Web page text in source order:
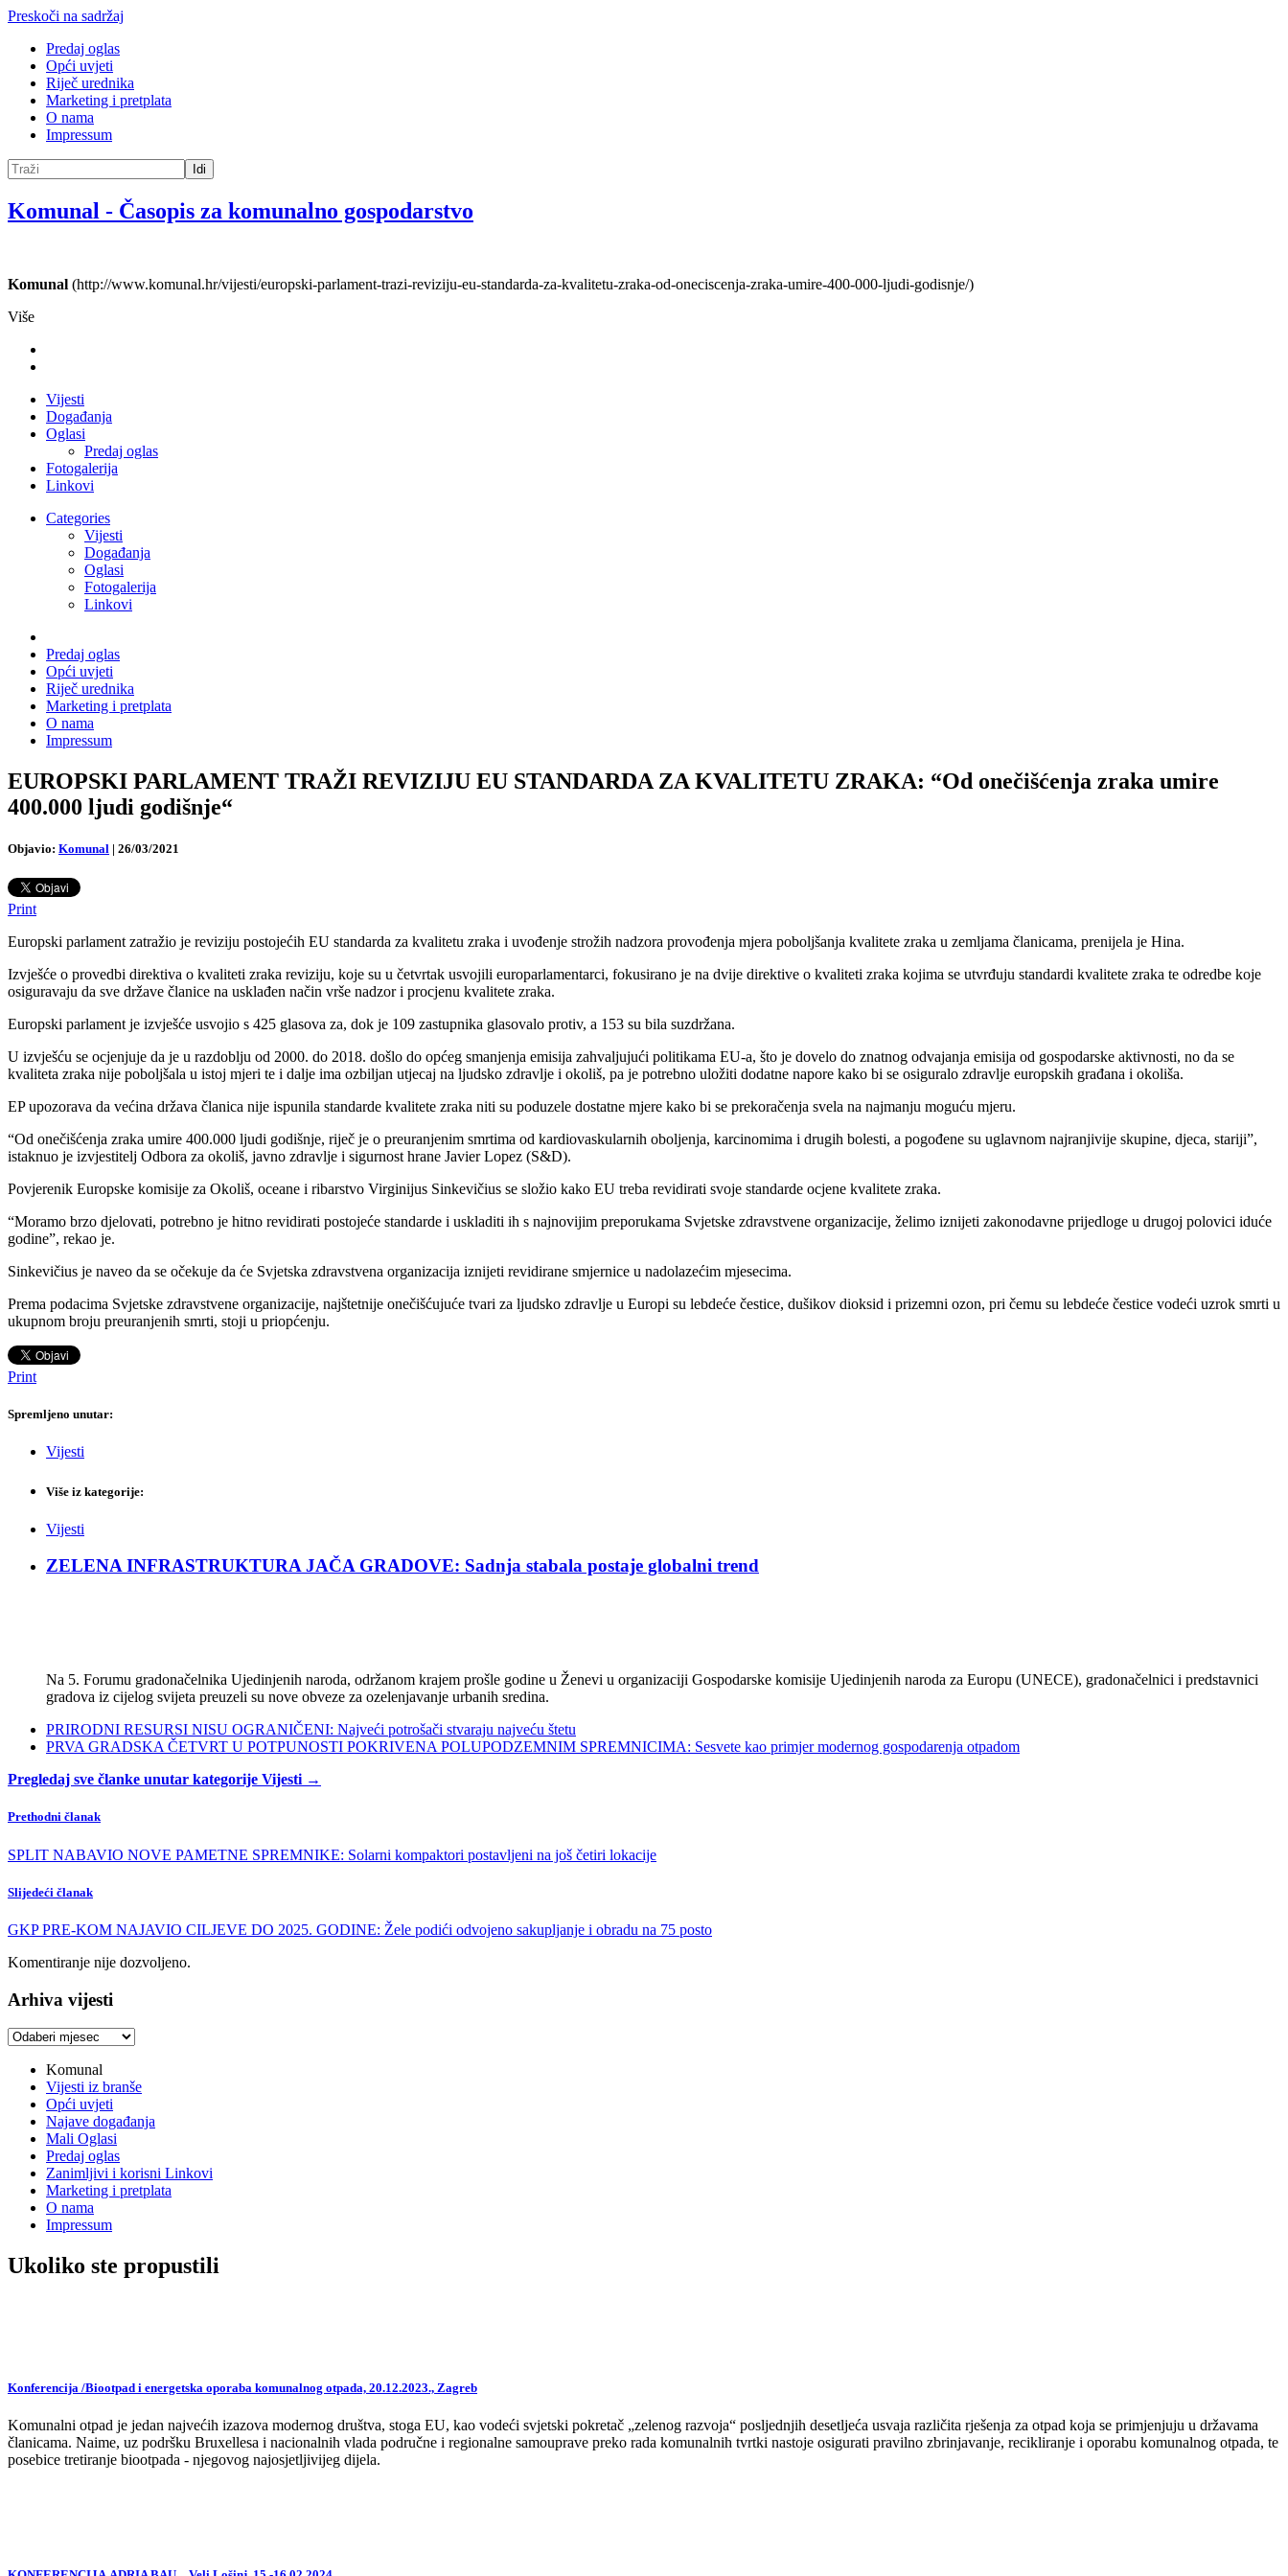
Preskoči na sadržaj
Predaj oglas
Opći uvjeti
Riječ urednika
Marketing i pretplata
O nama
Impressum
Idi
Komunal - Časopis za komunalno gospodarstvo
Komunal (http://www.komunal.hr/vijesti/europski-parlament-trazi-reviziju-eu-standarda-za-kvalitetu-zraka-od-oneciscenja-zraka-umire-400-000-ljudi-godisnje/)
Više
Vijesti
Događanja
Oglasi
Predaj oglas
Fotogalerija
Linkovi
Categories
Vijesti
Događanja
Oglasi
Fotogalerija
Linkovi
Predaj oglas
Opći uvjeti
Riječ urednika
Marketing i pretplata
O nama
Impressum
EUROPSKI PARLAMENT TRAŽI REVIZIJU EU STANDARDA ZA KVALITETU ZRAKA: “Od onečišćenja zraka umire
400.000 ljudi godišnje“
Objavio: Komunal | 26/03/2021
Print
Europski parlament zatražio je reviziju postojećih EU standarda za kvalitetu zraka i uvođenje strožih nadzora provođenja mjera poboljšanja kvalitete zraka u zemljama članicama, prenijela je Hina.
Izvješće o provedbi direktiva o kvaliteti zraka reviziju, koje su u četvrtak usvojili europarlamentarci, fokusirano je na dvije direktive o kvaliteti zraka kojima se utvrđuju standardi kvalitete zraka te odredbe koje
osiguravaju da sve države članice na usklađen način vrše nadzor i procjenu kvalitete zraka.
Europski parlament je izvješće usvojio s 425 glasova za, dok je 109 zastupnika glasovalo protiv, a 153 su bila suzdržana.
U izvješću se ocjenjuje da je u razdoblju od 2000. do 2018. došlo do općeg smanjenja emisija zahvaljujući politikama EU-a, što je dovelo do znatnog odvajanja emisija od gospodarske aktivnosti, no da se
kvaliteta zraka nije poboljšala u istoj mjeri te i dalje ima ozbiljan utjecaj na ljudsko zdravlje i okoliš, pa je potrebno uložiti dodatne napore kako bi se osiguralo zdravlje europskih građana i okoliša.
EP upozorava da većina država članica nije ispunila standarde kvalitete zraka niti su poduzele dostatne mjere kako bi se prekoračenja svela na najmanju moguću mjeru.
“Od onečišćenja zraka umire 400.000 ljudi godišnje, riječ je o preuranjenim smrtima od kardiovaskularnih oboljenja, karcinomima i drugih bolesti, a pogođene su uglavnom najranjivije skupine, djeca, stariji”,
istaknuo je izvjestitelj Odbora za okoliš, javno zdravlje i sigurnost hrane Javier Lopez (S&D).
Povjerenik Europske komisije za Okoliš, oceane i ribarstvo Virginijus Sinkevičius se složio kako EU treba revidirati svoje standarde ocjene kvalitete zraka.
“Moramo brzo djelovati, potrebno je hitno revidirati postojeće standarde i uskladiti ih s najnovijim preporukama Svjetske zdravstvene organizacije, želimo iznijeti zakonodavne prijedloge u drugoj polovici iduće
godine”, rekao je.
Sinkevičius je naveo da se očekuje da će Svjetska zdravstvena organizacija iznijeti revidirane smjernice u nadolazećim mjesecima.
Prema podacima Svjetske zdravstvene organizacije, najštetnije onečišćujuće tvari za ljudsko zdravlje u Europi su lebdeće čestice, dušikov dioksid i prizemni ozon, pri čemu su lebdeće čestice vodeći uzrok smrti u
ukupnom broju preuranjenih smrti, stoji u priopćenju.
Print
Spremljeno unutar:
Vijesti
Više iz kategorije:
Vijesti
ZELENA INFRASTRUKTURA JAČA GRADOVE: Sadnja stabala postaje globalni trend
Na 5. Forumu gradonačelnika Ujedinjenih naroda, održanom krajem prošle godine u Ženevi u organizaciji Gospodarske komisije Ujedinjenih naroda za Europu (UNECE), gradonačelnici i predstavnici
gradova iz cijelog svijeta preuzeli su nove obveze za ozelenjavanje urbanih sredina.
PRIRODNI RESURSI NISU OGRANIČENI: Najveći potrošači stvaraju najveću štetu
PRVA GRADSKA ČETVRT U POTPUNOSTI POKRIVENA POLUPODZEMNIM SPREMNICIMA: Sesvete kao primjer modernog gospodarenja otpadom
Pregledaj sve članke unutar kategorije Vijesti →
Prethodni članak
SPLIT NABAVIO NOVE PAMETNE SPREMNIKE: Solarni kompaktori postavljeni na još četiri lokacije
Slijedeći članak
GKP PRE-KOM NAJAVIO CILJEVE DO 2025. GODINE: Žele podići odvojeno sakupljanje i obradu na 75 posto
Komentiranje nije dozvoljeno.
Arhiva vijesti
Arhiva
Komunal
Vijesti iz branše
Opći uvjeti
Najave događanja
Mali Oglasi
Predaj oglas
Zanimljivi i korisni Linkovi
Marketing i pretplata
O nama
Impressum
Ukoliko ste propustili
Konferencija /Biootpad i energetska oporaba komunalnog otpada, 20.12.2023., Zagreb
Komunalni otpad je jedan najvećih izazova modernog društva, stoga EU, kao vodeći svjetski pokretač „zelenog razvoja“ posljednjih desetljeća usvaja različita rješenja za otpad koja se primjenjuju u državama
članicama. Naime, uz podršku Bruxellesa i nacionalnih vlada područne i regionalne samouprave preko rada komunalnih tvrtki nastoje osigurati pravilno zbrinjavanje, recikliranje i oporabu komunalnog otpada, te
posebice tretiranje biootpada - njegovog najosjetljivijeg dijela.